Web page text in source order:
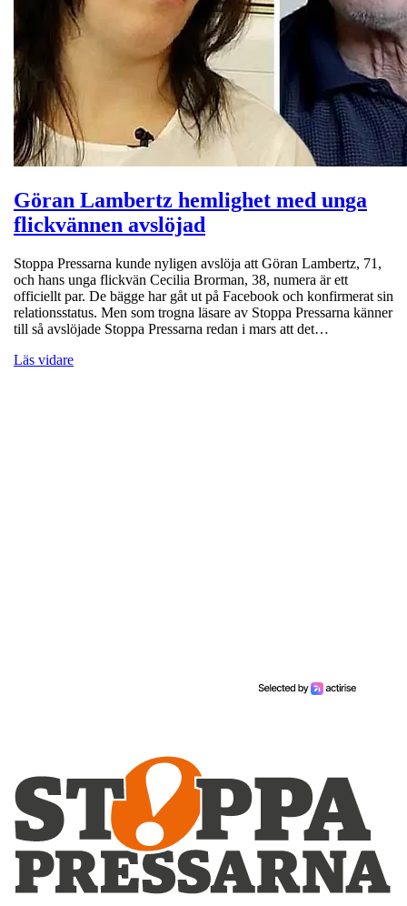
Göran Lambertz hemlighet med unga
flickvännen avslöjad
Stoppa Pressarna kunde nyligen avslöja att Göran Lambertz, 71,
och hans unga flickvän Cecilia Brorman, 38, numera är ett
officiellt par. De bägge har gåt ut på Facebook och konfirmerat sin
relationsstatus. Men som trogna läsare av Stoppa Pressarna känner
till så avslöjade Stoppa Pressarna redan i mars att det…
Läs vidare